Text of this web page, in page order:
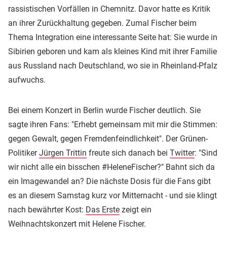
rassistischen Vorfällen in Chemnitz. Davor hatte es Kritik
an ihrer Zurückhaltung gegeben. Zumal Fischer beim
Thema Integration eine interessante Seite hat: Sie wurde in
Sibirien geboren und kam als kleines Kind mit ihrer Familie
aus Russland nach Deutschland, wo sie in Rheinland-Pfalz
aufwuchs.
Bei einem Konzert in Berlin wurde Fischer deutlich. Sie
sagte ihren Fans: "Erhebt gemeinsam mit mir die Stimmen:
gegen Gewalt, gegen Fremdenfeindlichkeit". Der Grünen-
PolitikerJürgen Trittin freute sich danach bei Twitter: "Sind
wir nicht alle ein bisschen #HeleneFischer?" Bahnt sich da
ein Imagewandel an? Die nächste Dosis für die Fans gibt
es an diesem Samstag kurz vor Mitternacht - und sie klingt
nach bewährter Kost: Das Erste zeigt ein
Weihnachtskonzert mit Helene Fischer.